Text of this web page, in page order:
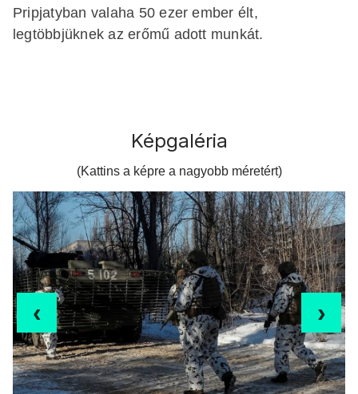
Pripjatyban valaha 50 ezer ember élt,
legtöbbjüknek az erőmű adott munkát.
Képgaléria
(Kattins a képre a nagyobb méretért)
‹ ›